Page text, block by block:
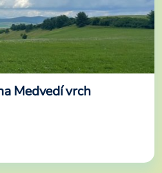
Medvedí vrch